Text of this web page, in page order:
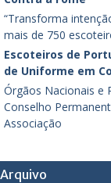
“Transforma
mais de 750
Escoteiros de
de Uniforme em
Órgãos Nacionais e
Conselho
Associação
Arquivo